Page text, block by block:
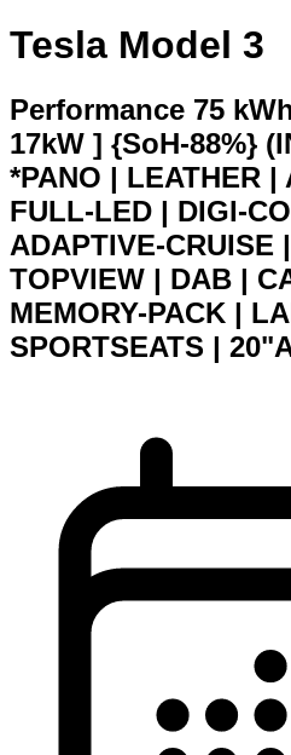
Tesla Model 3
Performance 75
17kW ] {SoH-88%}
*PANO | LEATHER |
FULL-LED | DIGI-
ADAPTIVE-CRUISE
TOPVIEW | DAB |
MEMORY-PACK |
SPORTSEATS |